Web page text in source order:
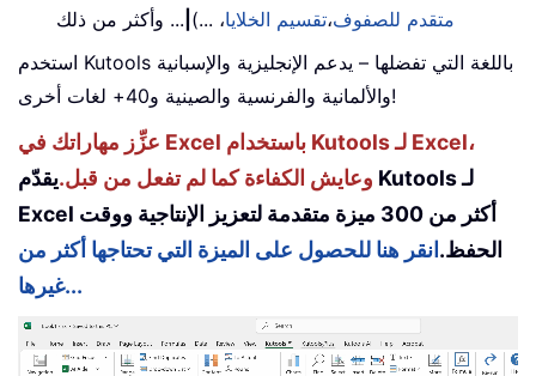
متقدم للصفوف،تقسيم الخلايا، ...) ... وأكثر من ذلك
استخدم Kutools باللغة التي تفضلها – يدعم الإنجليزية والإسبانية
والألمانية والفرنسية والصينية و40+ لغات أخرى!
عزِّز مهاراتك في Excel باستخدام Kutools لـ Excel،
وعايش الكفاءة كما لم تفعل من قبل.يقدّم Kutools لـ
Excel أكثر من 300 ميزة متقدمة لتعزيز الإنتاجية ووقت
الحفظ. انقر هنا للحصول على الميزة التي تحتاجها أكثر من
غيرها...